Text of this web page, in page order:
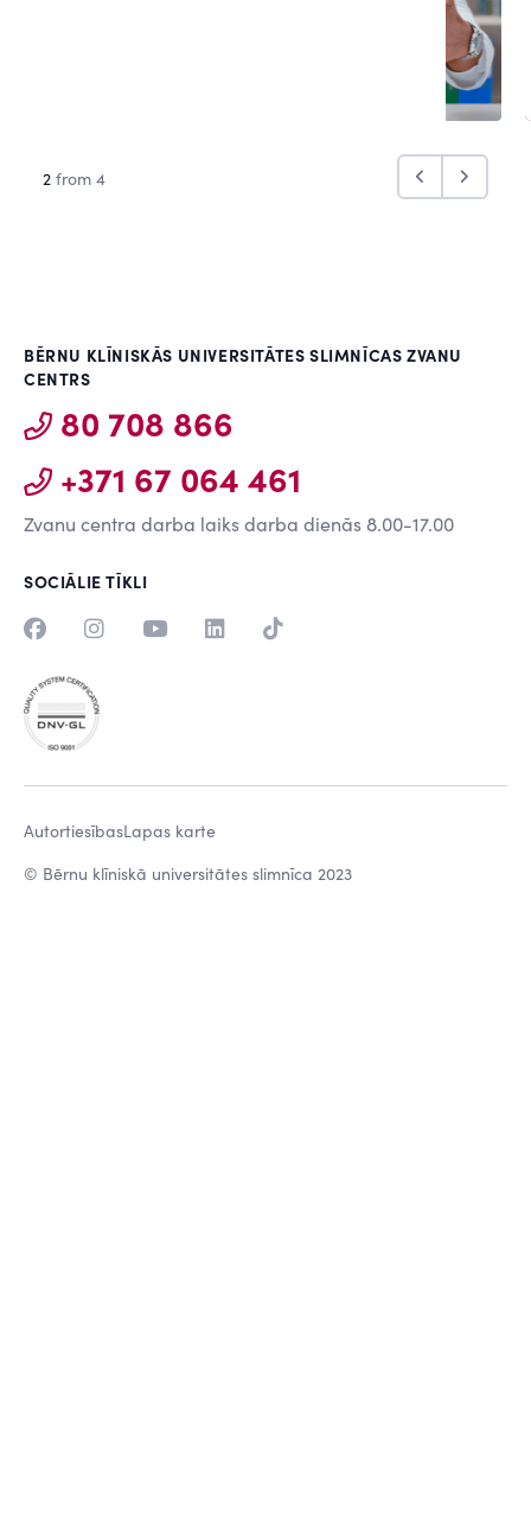
2 from 4
BĒRNU KLĪNISKĀS UNIVERSITĀTES SLIMNĪCAS ZVANU
CENTRS
80 708 866
+371 67 064 461
Zvanu centra darba laiks darba dienās 8.00-17.00
SOCIĀLIE TĪKLI
© Bērnu klīniskā universitātes slimnīca 2023
AutortiesībasLapas karte